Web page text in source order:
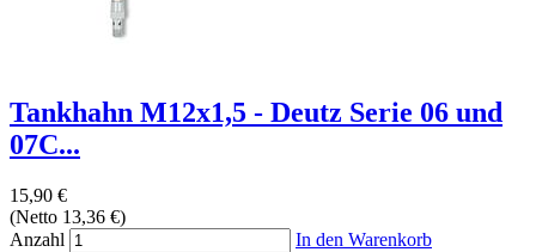
Tankhahn M12x1,5 - Deutz Serie 06 und
07C...
15,90 €
(Netto 13,36 €)
Anzahl
In den Warenkorb